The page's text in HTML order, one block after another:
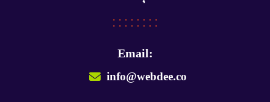
Email:
info@webdee.co